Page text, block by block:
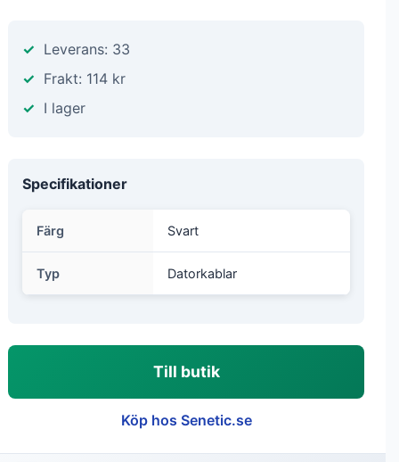
Leverans: 33
Frakt: 114 kr
I lager
Specifikationer
Färg Svart
Typ Datorkablar
Till butik
Köp hos Senetic.se